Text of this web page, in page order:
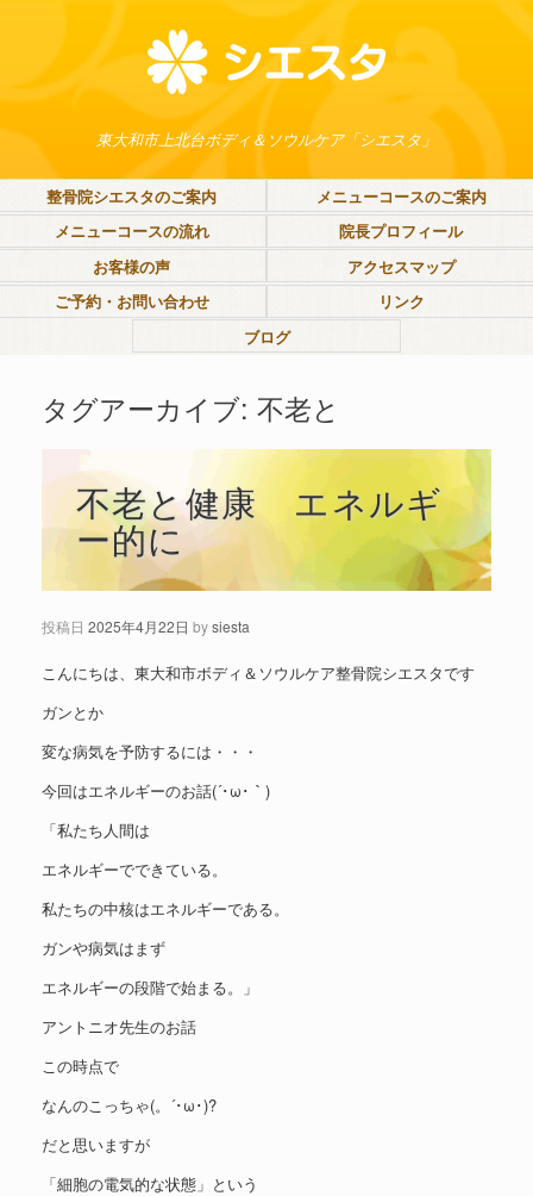
東大和市上北台ボディ＆ソウルケア「シエスタ」
整骨院シエスタのご案内
メニューコースのご案内
メニューコースの流れ
院長プロフィール
お客様の声
アクセスマップ
ご予約・お問い合わせ
リンク
ブログ
タグアーカイブ: 不老と
不老と健康 エネルギ
ー的に
投稿日 2025年4月22日 bysiesta
こんにちは、東大和市ボディ＆ソウルケア整骨院シエスタです
ガンとか
変な病気を予防するには・・・
今回はエネルギーのお話(´･ω･｀)
「私たち人間は
エネルギーでできている。
私たちの中核はエネルギーである。
ガンや病気はまず
エネルギーの段階で始まる。」
アントニオ先生のお話
この時点で
なんのこっちゃ(。´･ω･)?
だと思いますが
「細胞の電気的な状態」という